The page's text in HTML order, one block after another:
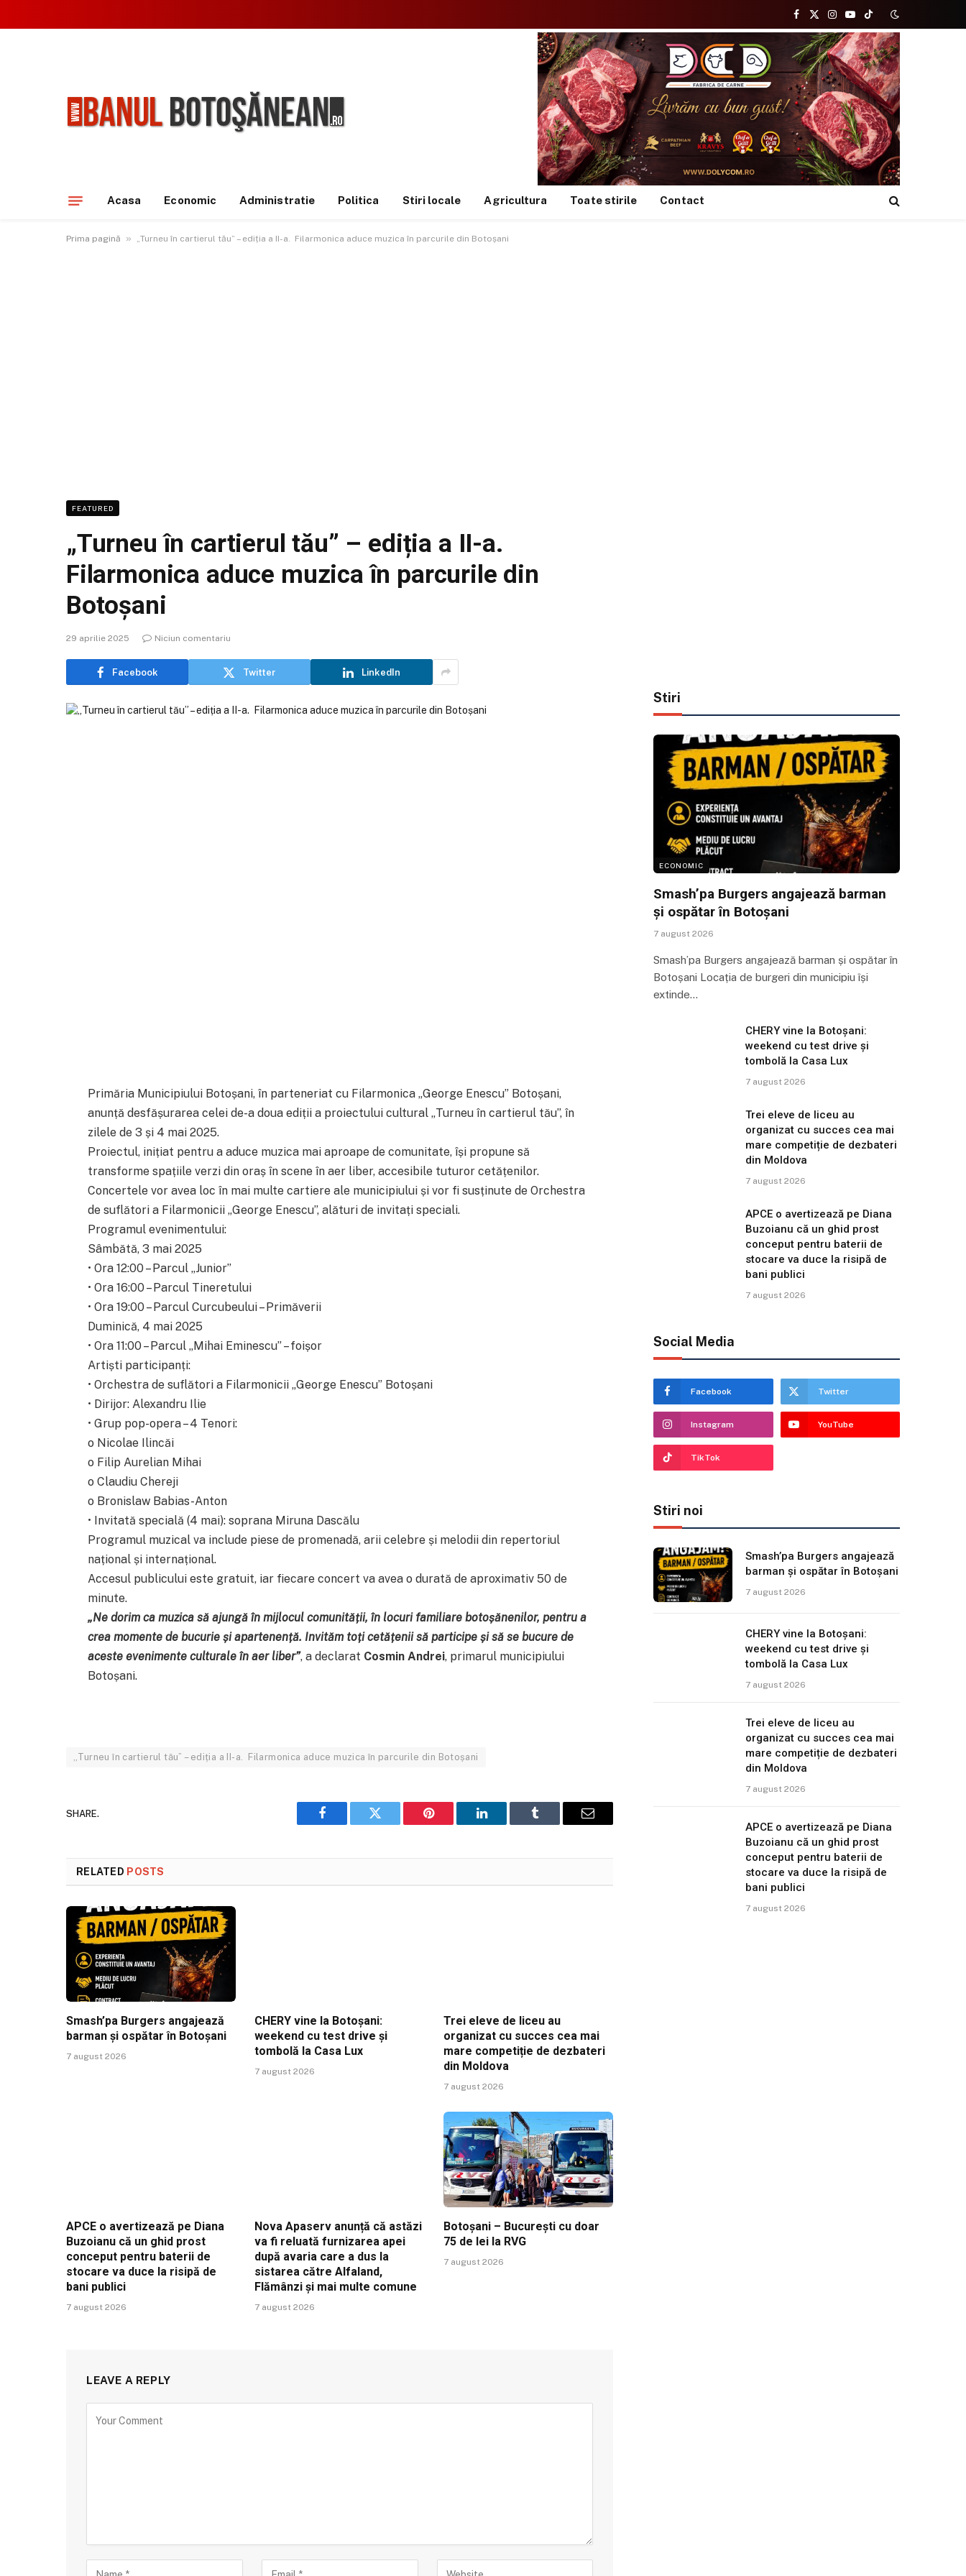
Facebook
X
(Twitter)
Instagram
YouTubeTikTok
Acasa Economic Administratie Politica Stiri locale Agricultura Toate stirile Contact
Prima pagină » „Turneu în cartierul tău” – ediția a II-a. Filarmonica aduce muzica în parcurile din Botoșani
FEATURED
„Turneu în cartierul tău” – ediția a II-a.
Filarmonica aduce muzica în parcurile din
Botoșani
29 aprilie 2025 Niciun comentariu
Facebook Twitter LinkedIn
Primăria Municipiului Botoșani, în parteneriat cu Filarmonica „George Enescu” Botoșani,
anunță desfășurarea celei de-a doua ediții a proiectului cultural „Turneu în cartierul tău”, în
zilele de 3 și 4 mai 2025.
Proiectul, inițiat pentru a aduce muzica mai aproape de comunitate, își propune să
transforme spațiile verzi din oraș în scene în aer liber, accesibile tuturor cetățenilor.
Concertele vor avea loc în mai multe cartiere ale municipiului și vor fi susținute de Orchestra
de suflători a Filarmonicii „George Enescu”, alături de invitați speciali.
Programul evenimentului:
Sâmbătă, 3 mai 2025
• Ora 12:00 – Parcul „Junior”
• Ora 16:00 – Parcul Tineretului
• Ora 19:00 – Parcul Curcubeului – Primăverii
Duminică, 4 mai 2025
• Ora 11:00 – Parcul „Mihai Eminescu” – foișor
Artiști participanți:
• Orchestra de suflători a Filarmonicii „George Enescu” Botoșani
• Dirijor: Alexandru Ilie
• Grup pop-opera – 4 Tenori:
o Nicolae Ilincăi
o Filip Aurelian Mihai
o Claudiu Chereji
o Bronislaw Babias-Anton
• Invitată specială (4 mai): soprana Miruna Dascălu
Programul muzical va include piese de promenadă, arii celebre și melodii din repertoriul
național și internațional.
Accesul publicului este gratuit, iar fiecare concert va avea o durată de aproximativ 50 de
minute.
„Ne dorim ca muzica să ajungă în mijlocul comunității, în locuri familiare botoșănenilor, pentru a
crea momente de bucurie și apartenență. Invităm toți cetățenii să participe și să se bucure de
aceste evenimente culturale în aer liber”, a declarat Cosmin Andrei, primarul municipiului
Botoșani.
„Turneu în cartierul tău” – ediția a II-a. Filarmonica aduce muzica în parcurile din Botoșani
SHARE.
Facebook Twitter Pinterest LinkedIn Tumblr Email
RELATED POSTS
Smash’pa Burgers angajează
barman și ospătar în Botoșani
7 august 2026
CHERY vine la Botoșani:
weekend cu test drive și
tombolă la Casa Lux
7 august 2026
Trei eleve de liceu au
organizat cu succes cea mai
mare competiție de dezbateri
din Moldova
7 august 2026
APCE o avertizează pe Diana
Buzoianu că un ghid prost
conceput pentru baterii de
stocare va duce la risipă de
bani publici
7 august 2026
Nova Apaserv anunță că astăzi
va fi reluată furnizarea apei
după avaria care a dus la
sistarea către Alfaland,
Flămânzi și mai multe comune
7 august 2026
Botoșani – București cu doar
75 de lei la RVG
7 august 2026
LEAVE A REPLY
Stiri
ECONOMIC
Smash’pa Burgers angajează barman
și ospătar în Botoșani
7 august 2026
Smash’pa Burgers angajează barman și ospătar în
Botoșani Locația de burgeri din municipiu își
extinde…
CHERY vine la Botoșani:
weekend cu test drive și
tombolă la Casa Lux
7 august 2026
Trei eleve de liceu au
organizat cu succes cea mai
mare competiție de dezbateri
din Moldova
7 august 2026
APCE o avertizează pe Diana
Buzoianu că un ghid prost
conceput pentru baterii de
stocare va duce la risipă de
bani publici
7 august 2026
Social Media
Facebook Twitter
Instagram YouTube
TikTok
Stiri noi
Smash’pa Burgers angajează
barman și ospătar în Botoșani
7 august 2026
CHERY vine la Botoșani:
weekend cu test drive și
tombolă la Casa Lux
7 august 2026
Trei eleve de liceu au
organizat cu succes cea mai
mare competiție de dezbateri
din Moldova
7 august 2026
APCE o avertizează pe Diana
Buzoianu că un ghid prost
conceput pentru baterii de
stocare va duce la risipă de
bani publici
7 august 2026